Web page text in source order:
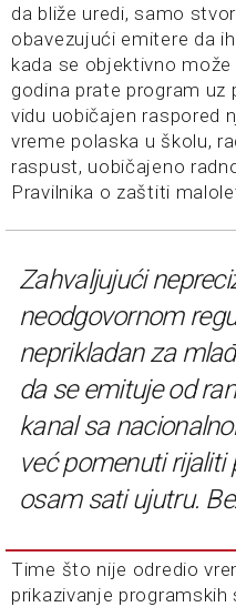
da bliže uredi, samo
obavezujući emitere da
kada se objektivno
godina prate program
vidu uobičajen raspored
vreme polaska u školu,
raspust, uobičajeno
Pravilnika o zaštiti
Zahvaljujući
neodgovornom
neprikladan za
da se emituje od
kanal sa
već pomenuti
osam sati ujutru.
Time što nije odredio
prikazivanje programskih